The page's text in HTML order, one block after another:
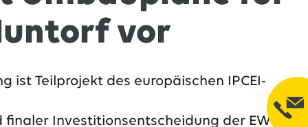
vor
ist Teilprojekt des europäischen IPCEI-
Investitionsentscheidung der EWE-